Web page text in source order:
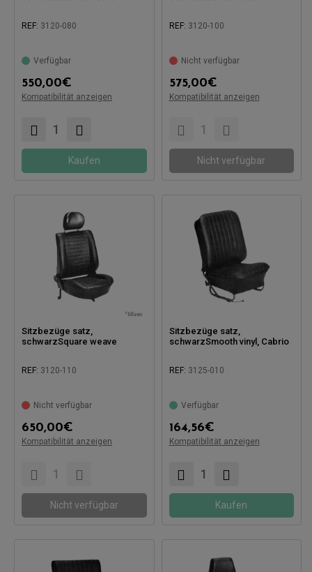
REF: 3120-080
Verfügbar
550,00€
Kompatibilität anzeigen
Kaufen
REF: 3120-100
Nicht verfügbar
575,00€
Kompatibilität anzeigen
Nicht verfügbar
Sitzbezüge satz,
schwarzSquare weave
REF: 3120-110
Nicht verfügbar
650,00€
Kompatibilität anzeigen
Nicht verfügbar
Sitzbezüge satz,
schwarzSmooth vinyl, Cabrio
REF: 3125-010
Verfügbar
164,56€
Kompatibilität anzeigen
Kompatibel mit:
Kaufen